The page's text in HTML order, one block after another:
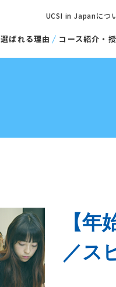
選ばれる理由 コース紹介・
UCSI in Japanにつ
【
／ス